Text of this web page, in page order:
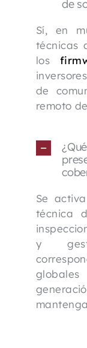
de
Sí, en
técnicas
los
de
remoto
Se
técnica
y